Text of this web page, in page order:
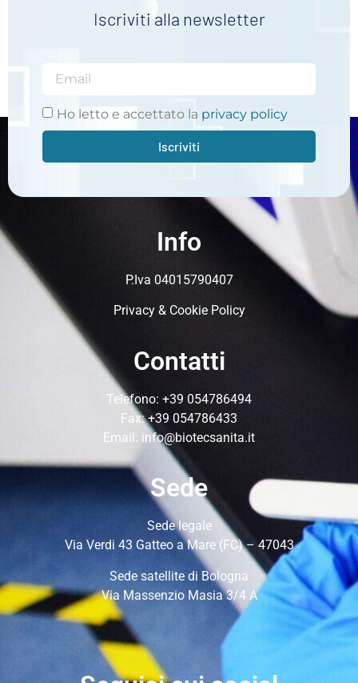
Iscriviti alla newsletter
Ho letto e accettato la privacy policy
Iscriviti
Info
P.Iva 04015790407
Privacy & Cookie Policy
Contatti
Telefono: +39 054786494
Fax: +39 054786433
Email: info@biotecsanita.it
Sede
Sede legale
Via Verdi 43 Gatteo a Mare (FC) – 47043
Sede satellite di Bologna
Via Massenzio Masia 3/4 A